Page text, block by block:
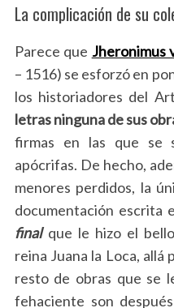
La complicación de su
Parece que Jheronimus
– 1516) se esforzó en
los historiadores del
letras ninguna de sus
firmas en las que se
apócrifas. De hecho,
menores perdidos, la
documentación escrita
finalque le hizo el
reina Juana la Loca, allá
resto de obras que se
fehaciente son